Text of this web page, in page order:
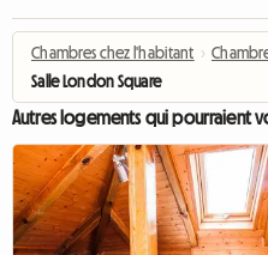
Chambres chez l'habitant ›
Salle London Square
Autres logements qui pourraient